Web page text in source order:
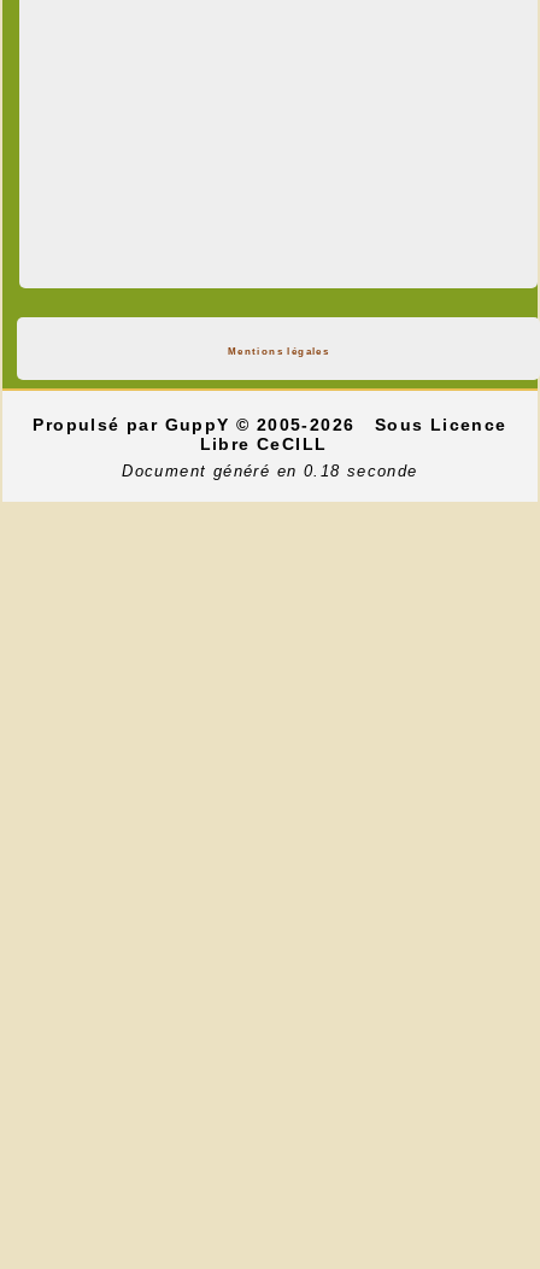
Mentions légales
Propulsé par GuppY© 2005-2026
Sous Licence
Libre CeCILL
Document généré en 0.18 seconde